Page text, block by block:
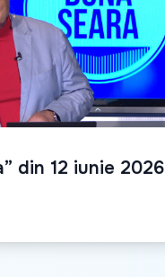
din 12 iunie 2026